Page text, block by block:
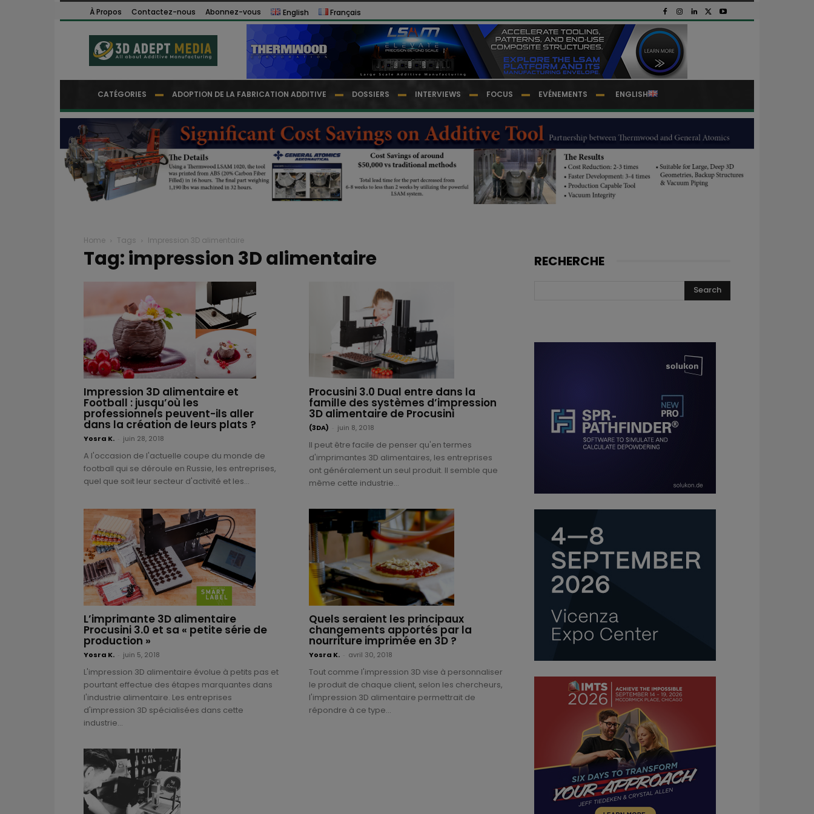
À Propos Contactez-nous Abonnez-vous English Français
CATÉGORIES ADOPTION DE LA FABRICATION ADDITIVE DOSSIERS INTERVIEWS FOCUS EVÉNEMENTS ENGLISH
Home Tags Impression 3D alimentaire
Tag: impression 3D alimentaire
Impression 3D alimentaire et
Football : jusqu’où les
professionnels peuvent-ils aller
dans la création de leurs plats ?
Yosra K. juin 28, 2018
A l'occasion de l'actuelle coupe du monde de
football qui se déroule en Russie, les entreprises,
quel que soit leur secteur d'activité et les...
Procusini 3.0 Dual entre dans la
famille des systèmes d’impression
3D alimentaire de Procusini
(3DA) juin 8, 2018
Il peut être facile de penser qu'en termes
d'imprimantes 3D alimentaires, les entreprises
ont généralement un seul produit. Il semble que
même cette industrie...
L’imprimante 3D alimentaire
Procusini 3.0 et sa « petite série de
production »
Yosra K. juin 5, 2018
L'impression 3D alimentaire évolue à petits pas et
pourtant effectue des étapes marquantes dans
l'industrie alimentaire. Les entreprises
d'impression 3D spécialisées dans cette
industrie...
Quels seraient les principaux
changements apportés par la
nourriture imprimée en 3D ?
Yosra K. avril 30, 2018
Tout comme l'impression 3D vise à personnaliser
le produit de chaque client, selon les chercheurs,
l'impression 3D alimentaire permettrait de
répondre à ce type...
RECHERCHE